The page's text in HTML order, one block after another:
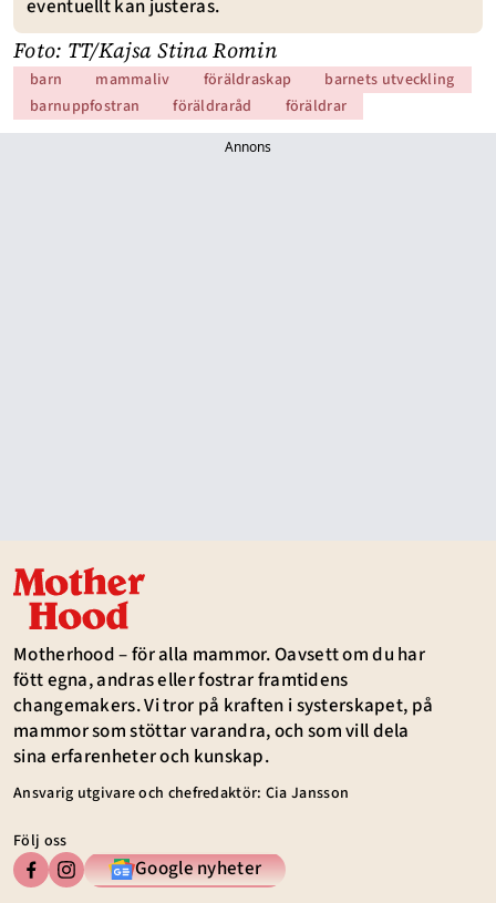
eventuellt kan justeras.
Foto: TT/Kajsa Stina Romin
barn mammaliv föräldraskap
barnets utveckling
barnuppfostran
föräldraråd föräldrar
Annons
Motherhood – för alla mammor. Oavsett om du har
fött egna, andras eller fostrar framtidens
changemakers. Vi tror på kraften i systerskapet, på
mammor som stöttar varandra, och som vill dela
sina erfarenheter och kunskap.
Ansvarig utgivare och chefredaktör: Cia Jansson
Följ oss
Google nyheter